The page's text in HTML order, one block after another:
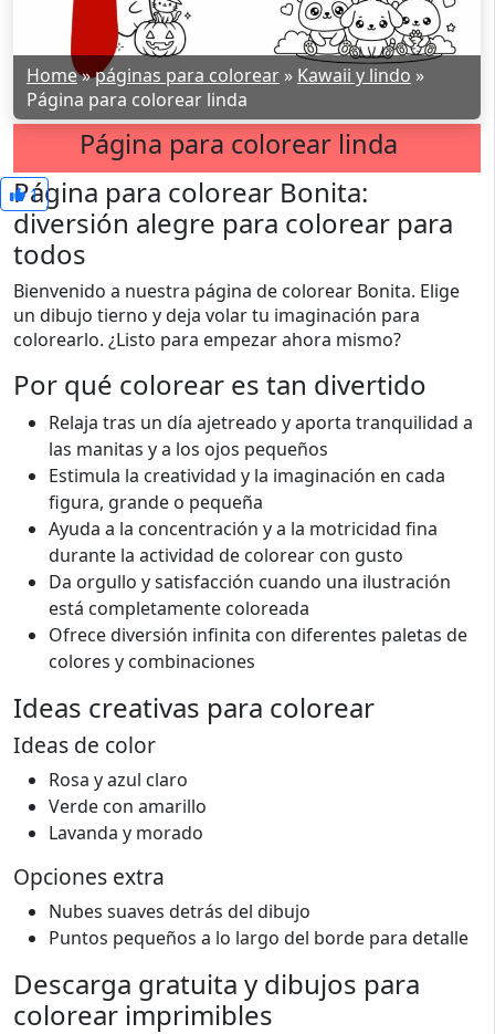
Home»páginas para colorear » Kawaii y lindo »
Página para colorear linda
Página para colorear linda
1
Página para colorear Bonita:
diversión alegre para colorear para
todos
Bienvenido a nuestra página de colorear Bonita. Elige
un dibujo tierno y deja volar tu imaginación para
colorearlo. ¿Listo para empezar ahora mismo?
Por qué colorear es tan divertido
Relaja tras un día ajetreado y aporta tranquilidad a
las manitas y a los ojos pequeños
Estimula la creatividad y la imaginación en cada
figura, grande o pequeña
Ayuda a la concentración y a la motricidad fina
durante la actividad de colorear con gusto
Da orgullo y satisfacción cuando una ilustración
está completamente coloreada
Ofrece diversión infinita con diferentes paletas de
colores y combinaciones
Ideas creativas para colorear
Ideas de color
Rosa y azul claro
Verde con amarillo
Lavanda y morado
Opciones extra
Nubes suaves detrás del dibujo
Puntos pequeños a lo largo del borde para detalle
Descarga gratuita y dibujos para
colorear imprimibles